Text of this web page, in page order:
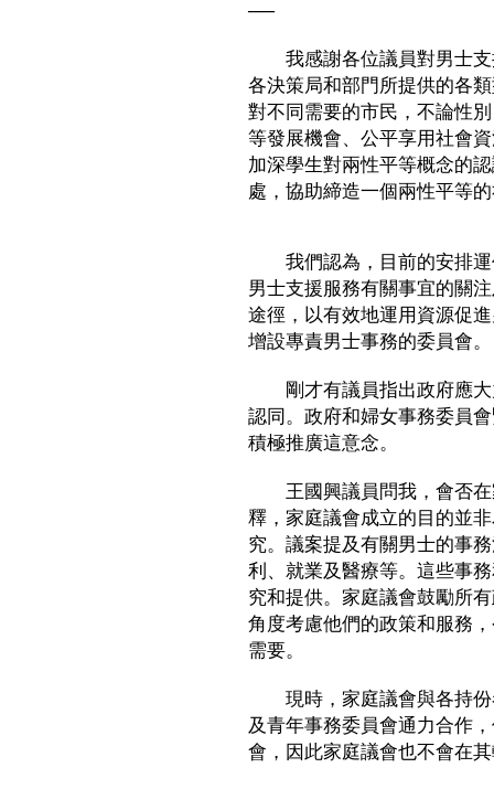
──
我感謝各位議員對男士支
各決策局和部門所提供的各
對不同需要的市民，不論性
等發展機會、公平享用社會
加深學生對兩性平等概念的
處，協助締造一個兩性平等
我們認為，目前的安排運
男士支援服務有關事宜的關
途徑，以有效地運用資源促
增設專責男士事務的委員會。
剛才有議員指出政府應大
認同。政府和婦女事務委員
積極推廣這意念。
王國興議員問我，會否在
釋，家庭議會成立的目的並
究。議案提及有關男士的事
利、就業及醫療等。這些事
究和提供。家庭議會鼓勵所
角度考慮他們的政策和服務
需要。
現時，家庭議會與各持份
及青年事務委員會通力合作
會，因此家庭議會也不會在